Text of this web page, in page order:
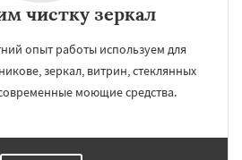
чистку зеркал
опыт работы используем для
зеркал, витрин, стеклянных
моющие средства.